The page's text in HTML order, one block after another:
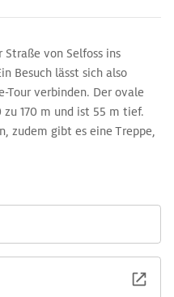
von Selfoss ins
Besuch lässt sich also
Tour verbinden. Der ovale
170 m und ist 55 m tief.
zudem gibt es eine Treppe,